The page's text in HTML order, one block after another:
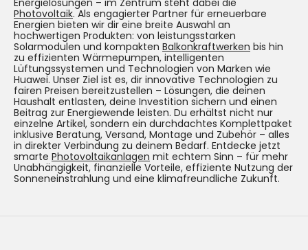
Energielösungen – im Zentrum steht dabei die
Photovoltaik. Als engagierter Partner für erneuerbare
Energien bieten wir dir eine breite Auswahl an
hochwertigen Produkten: von leistungsstarken
Solarmodulen und kompakten Balkonkraftwerken bis hin
zu effizienten Wärmepumpen, intelligenten
Lüftungssystemen und Technologien von Marken wie
Huawei. Unser Ziel ist es, dir innovative Technologien zu
fairen Preisen bereitzustellen – Lösungen, die deinen
Haushalt entlasten, deine Investition sichern und einen
Beitrag zur Energiewende leisten. Du erhältst nicht nur
einzelne Artikel, sondern ein durchdachtes Komplettpaket
inklusive Beratung, Versand, Montage und Zubehör – alles
in direkter Verbindung zu deinem Bedarf. Entdecke jetzt
smarte Photovoltaikanlagen mit echtem Sinn – für mehr
Unabhängigkeit, finanzielle Vorteile, effiziente Nutzung der
Sonneneinstrahlung und eine klimafreundliche Zukunft.